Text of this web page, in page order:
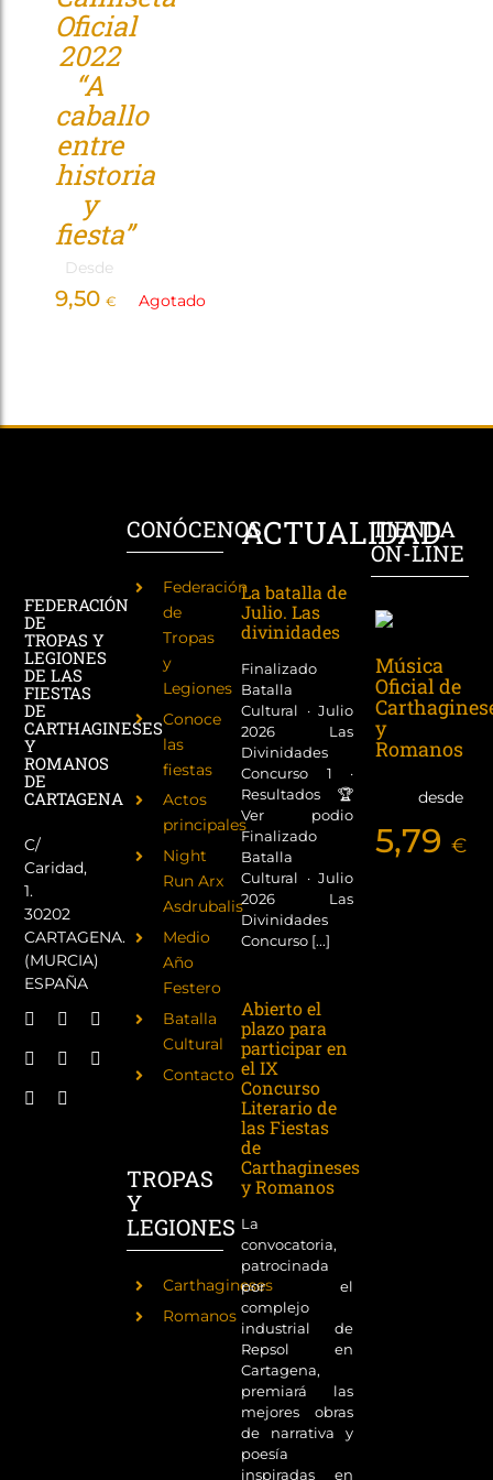
Oficial
2022
“A
caballo
entre
historia
y
fiesta”
Desde
9,50 € Agotado
FEDERACIÓN
DE
TROPAS Y
LEGIONES
DE LAS
FIESTAS
DE
CARTHAGINESES
Y
ROMANOS
DE
CARTAGENA
C/
Caridad,
1.
30202
CARTAGENA.
(MURCIA)
ESPAÑA
CONÓCENOS
Federación
de
Tropas
y
Legiones
Conoce
las
fiestas
Actos
principales
Night
Run Arx
Asdrubalis
Medio
Año
Festero
Batalla
Cultural
Contacto
TROPAS
Y
LEGIONES
Carthagineses
Romanos
ACTUALIDAD
La batalla de
Julio. Las
divinidades
Finalizado
Batalla
Cultural · Julio
2026 Las
Divinidades
Concurso 1 ·
Resultados 🏆
Ver podio
Finalizado
Batalla
Cultural · Julio
2026 Las
Divinidades
Concurso [...]
Abierto el
plazo para
participar en
el IX
Concurso
Literario de
las Fiestas
de
Carthagineses
y Romanos
La
convocatoria,
patrocinada
por el
complejo
industrial de
Repsol en
Cartagena,
premiará las
mejores obras
de narrativa y
poesía
inspiradas en
TIENDA
ON-LINE
Música
Oficial de
y
Romanos
desde
5,79€